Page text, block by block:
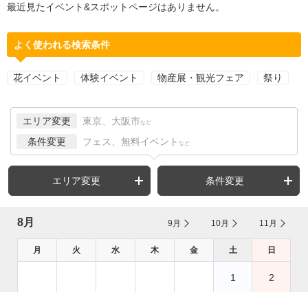
最近見たイベント&スポットページはありません。
よく使われる検索条件
花イベント 体験イベント 物産展・観光フェア 祭り
エリア変更 東京、大阪市 など
条件変更 フェス、無料イベント など
エリア変更 条件変更
8月 9月 10月 11月
月 火 水 木 金 土 日
1 2